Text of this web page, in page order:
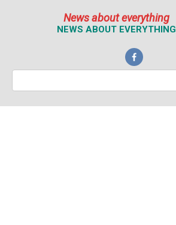
News about everything
NEWS ABOUT EVERYTHING
Поиск: